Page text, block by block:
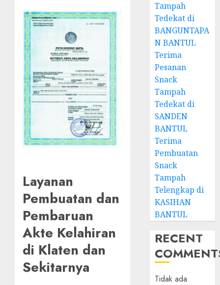
Layanan
Pembuatan dan
Pembaruan
Akte Kelahiran
di Klaten dan
Sekitarnya
Tampah
Tedekat di
BANGUNTAPA
N BANTUL
Terima
Pesanan
Snack
Tampah
Tedekat di
SANDEN
BANTUL
Terima
Pembuatan
Snack
Tampah
Telengkap di
KASIHAN
BANTUL
RECENT
Tidak ada